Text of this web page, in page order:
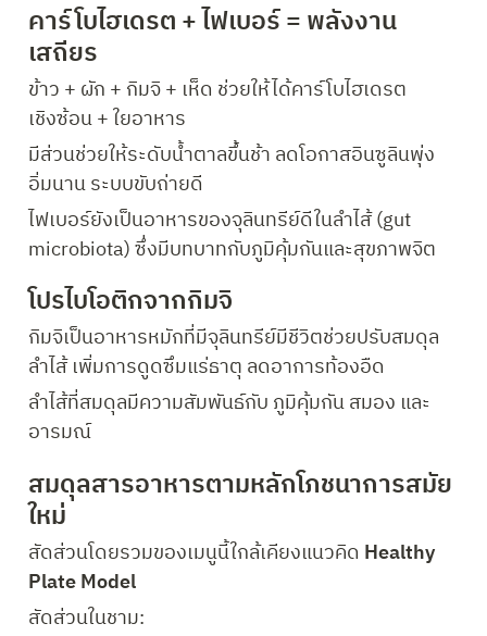
คาร์โบไฮเดรต + ไฟเบอร์ = พลังงาน
เสถียร
ข้าว + ผัก + กิมจิ + เห็ด ช่วยให้ได้คาร์โบไฮเดรต
เชิงซ้อน + ใยอาหาร
มีส่วนช่วยให้ระดับน้ำตาลขึ้นช้า ลดโอกาสอินซูลินพุ่ง
อิ่มนาน ระบบขับถ่ายดี
ไฟเบอร์ยังเป็นอาหารของจุลินทรีย์ดีในลำไส้ (gut
microbiota) ซึ่งมีบทบาทกับภูมิคุ้มกันและสุขภาพจิต
โปรไบโอติกจากกิมจิ
กิมจิเป็นอาหารหมักที่มีจุลินทรีย์มีชีวิตช่วยปรับสมดุล
ลำไส้ เพิ่มการดูดซึมแร่ธาตุ ลดอาการท้องอืด
ลำไส้ที่สมดุลมีความสัมพันธ์กับ ภูมิคุ้มกัน สมอง และ
อารมณ์
สมดุลสารอาหารตามหลักโภชนาการสมัย
ใหม่
สัดส่วนโดยรวมของเมนูนี้ใกล้เคียงแนวคิด Healthy
Plate Model
สัดส่วนในชาม: